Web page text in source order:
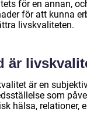
för en annan,
för att kunna
livskvaliteten.
är
är en
som
hälsa, relationer,